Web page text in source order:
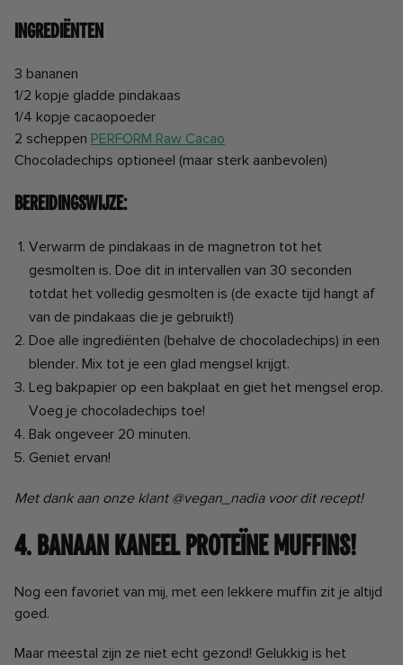
Ingrediënten
3 bananen
1/2 kopje gladde pindakaas
1/4 kopje cacaopoeder
2 scheppen PERFORM Raw Cacao
Chocoladechips optioneel (maar sterk aanbevolen)
Bereidingswijze:
Verwarm de pindakaas in de magnetron tot het
gesmolten is. Doe dit in intervallen van 30 seconden
totdat het volledig gesmolten is (de exacte tijd hangt af
van de pindakaas die je gebruikt!)
Doe alle ingrediënten (behalve de chocoladechips) in een
blender. Mix tot je een glad mengsel krijgt.
Leg bakpapier op een bakplaat en giet het mengsel erop.
Voeg je chocoladechips toe!
Bak ongeveer 20 minuten.
Geniet ervan!
Met dank aan onze klant @vegan_nadia voor dit recept!
4. Banaan Kaneel Proteïne Muffins!
Nog een favoriet van mij, met een lekkere muffin zit je altijd
goed.
Maar meestal zijn ze niet echt gezond! Gelukkig is het